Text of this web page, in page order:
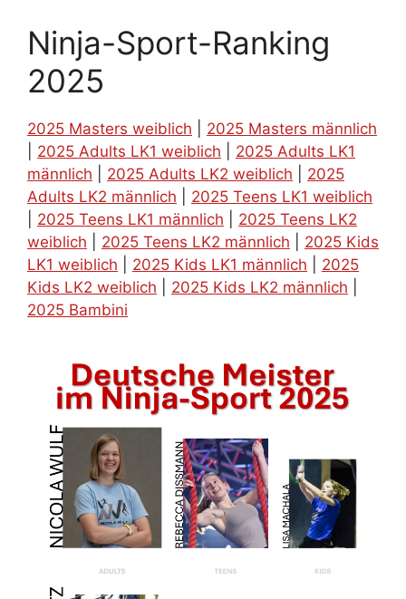
Ninja-Sport-Ranking
2025
2025 Masters weiblich
2025 Masters männlich
2025 Adults LK1 weiblich
2025 Adults LK1
männlich
2025 Adults LK2 weiblich
2025
Adults LK2 männlich
2025 Teens LK1 weiblich
2025 Teens LK1 männlich
2025 Teens LK2
weiblich
2025 Teens LK2 männlich
2025 Kids
LK1 weiblich
2025 Kids LK1 männlich
2025
Kids LK2 weiblich
2025 Kids LK2 männlich
2025 Bambini